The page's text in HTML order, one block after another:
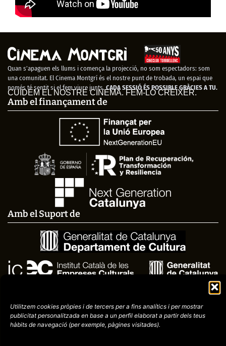
Utilitzem cookies pròpies i de tercers per a fins analítics i per mostrar
publicitatpersonalitzada en base a un perfil elaborat a partir dels teus
hàbits de navegació (perexemple, pàgines visitades).
Quan s’apaguen els llums i comença la projecció, no som espectadors: som
una comunitat. El Cinema Montgrí és el nostre punt de trobada, un espai que
només té sentit si el fem viure junts. CADA SESSIÓ ÉS POSSIBLE GRÀCIES A TU.
CUIDEM EL NOSTRE CINEMA. FEM-LO CRÉIXER.
Amb el finançament de
Amb el Suport de